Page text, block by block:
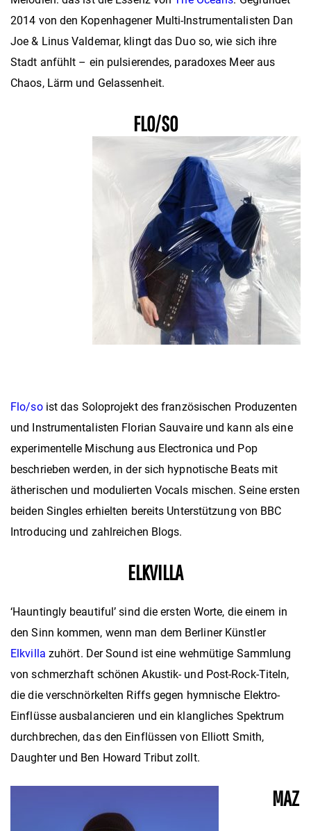
2014 von den Kopenhagener Multi-Instrumentalisten Dan
Joe & Linus Valdemar, klingt das Duo so, wie sich ihre
Stadt anfühlt – ein pulsierendes, paradoxes Meer aus
Chaos, Lärm und Gelassenheit.
FLO/SO
Flo/soist das Soloprojekt des französischen Produzenten
und Instrumentalisten Florian Sauvaire und kann als eine
experimentelle Mischung aus Electronica und Pop
beschrieben werden, in der sich hypnotische Beats mit
ätherischen und modulierten Vocals mischen. Seine ersten
beiden Singles erhielten bereits Unterstützung von BBC
Introducing und zahlreichen Blogs.
ELKVILLA
‘Hauntingly beautiful’ sind die ersten Worte, die einem in
den Sinn kommen, wenn man dem Berliner Künstler
Elkvilla zuhört. Der Sound ist eine wehmütige Sammlung
von schmerzhaft schönen Akustik- und Post-Rock-Titeln,
die die verschnörkelten Riffs gegen hymnische Elektro-
Einflüsse ausbalancieren und ein klangliches Spektrum
durchbrechen, das den Einflüssen von Elliott Smith,
Daughter und Ben Howard Tribut zollt.
MAZ